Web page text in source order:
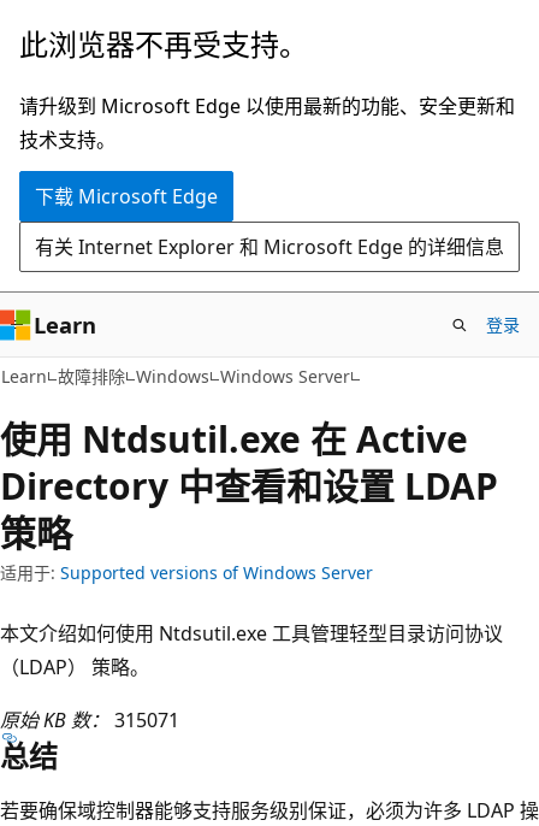
跳
主
要
内
此浏览器不再受支持。
请升级到 Microsoft Edge 以使用最新的功能、安全更新和
技术支持。
下载 Microsoft Edge
有关 Internet Explorer 和 Microsoft Edge 的详细信息
Learn 登录
Learn 故障排除 Windows Windows Server
使用 Ntdsutil.exe 在 Active
Directory 中查看和设置 LDAP
策略
适用于: Supported versions of Windows Server
本文介绍如何使用 Ntdsutil.exe 工具管理轻型目录访问协议
（LDAP） 策略。
原始 KB 数： 315071
总结
若要确保域控制器能够支持服务级别保证，必须为许多 LDAP 操